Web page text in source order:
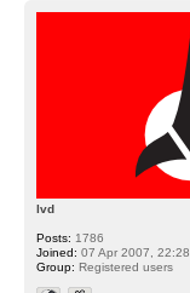
lvd
Posts: 1786
Joined: 07 Apr 2007, 22:28
Group: Registered users